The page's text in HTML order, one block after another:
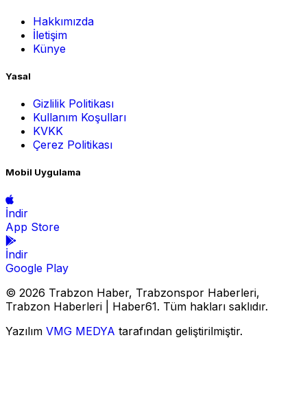
Hakkımızda
İletişim
Künye
Yasal
Gizlilik Politikası
Kullanım Koşulları
KVKK
Çerez Politikası
Mobil Uygulama
İndir
App Store
İndir
Google Play
© 2026 Trabzon Haber, Trabzonspor Haberleri,
Trabzon Haberleri | Haber61. Tüm hakları saklıdır.
Yazılım VMG MEDYA tarafından geliştirilmiştir.